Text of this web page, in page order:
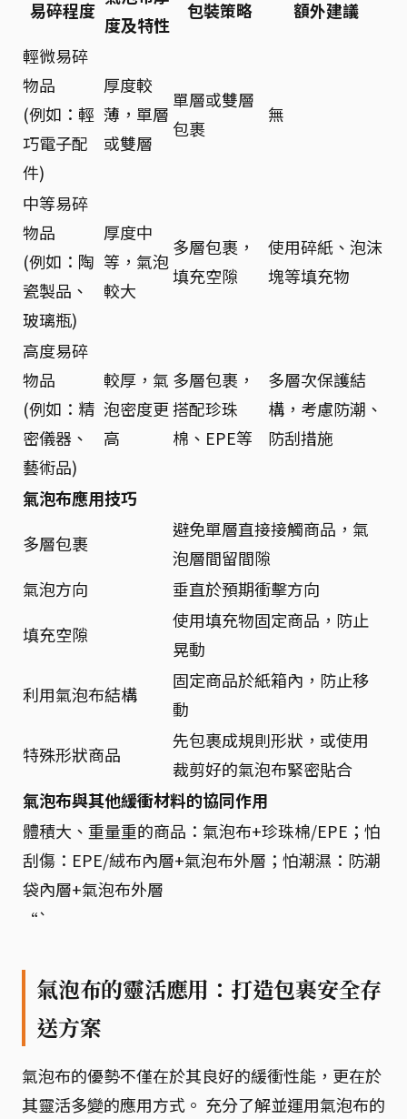
易碎程度
度及特性
包裝策略
額外建議
輕微易碎
物品
(例如：輕
巧電子配
件)
厚度較
薄，單層
或雙層
單層或雙層
包裹
無
中等易碎
物品
(例如：陶
瓷製品、
玻璃瓶)
厚度中
等，氣泡
較大
多層包裹，
填充空隙
使用碎紙、泡沫
塊等填充物
高度易碎
物品
(例如：精
密儀器、
藝術品)
較厚，氣
泡密度更
高
多層包裹，
搭配珍珠
棉、EPE等
多層次保護結
構，考慮防潮、
防刮措施
氣泡布應用技巧
多層包裹
避免單層直接接觸商品，氣
泡層間留間隙
氣泡方向
垂直於預期衝擊方向
填充空隙
使用填充物固定商品，防止
晃動
利用氣泡布結構
固定商品於紙箱內，防止移
動
特殊形狀商品
先包裹成規則形狀，或使用
裁剪好的氣泡布緊密貼合
氣泡布與其他緩衝材料的協同作用
體積大、重量重的商品：氣泡布+珍珠棉/EPE；怕
刮傷：EPE/絨布內層+氣泡布外層；怕潮濕：防潮
袋內層+氣泡布外層
“`
氣泡布的靈活應用：打造包裹安全存
送方案
氣泡布的優勢不僅在於其良好的緩衝性能，更在於
其靈活多變的應用方式。 充分了解並運用氣泡布的